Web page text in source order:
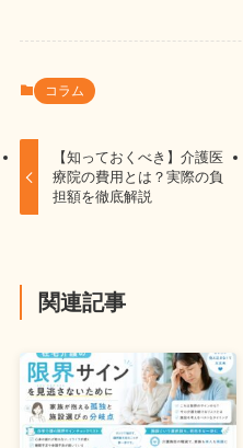
コラム
【知っておくべき】介護医
療院の費用とは？実際の負
担額を徹底解説
関連記事